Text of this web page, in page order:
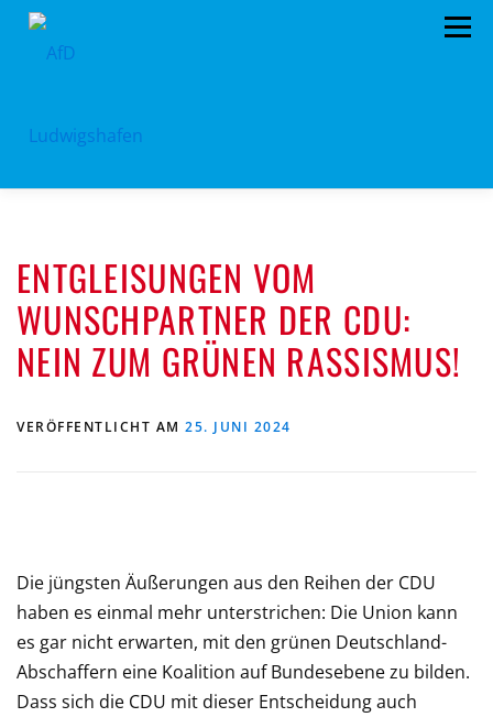
Zum
Menü
PROGRAMM KONTAKT SPENDEN
ENTGLEISUNGEN VOM
WUNSCHPARTNER DER CDU:
NEIN ZUM GRÜNEN RASSISMUS!
VERÖFFENTLICHT AM 25. JUNI 2024
Die jüngsten Äußerungen aus den Reihen der CDU
haben es einmal mehr unterstrichen: Die Union kann
es gar nicht erwarten, mit den grünen Deutschland-
Abschaffern eine Koalition auf Bundesebene zu bilden.
Dass sich die CDU mit dieser Entscheidung auch